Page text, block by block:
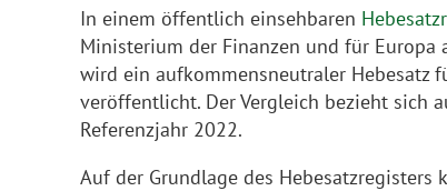
In einem öffentlich einsehbaren
Ministerium der Finanzen und für
wird ein aufkommensneutraler Hebesatz
veröffentlicht. Der Vergleich bezieht sich
Referenzjahr 2022.
Auf der Grundlage des Hebesatzregisters